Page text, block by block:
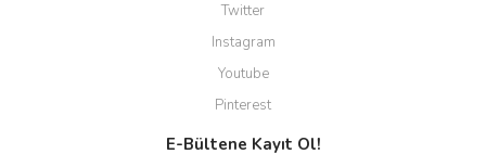
Twitter
Instagram
Youtube
Pinterest
E-Bültene Kayıt Ol!